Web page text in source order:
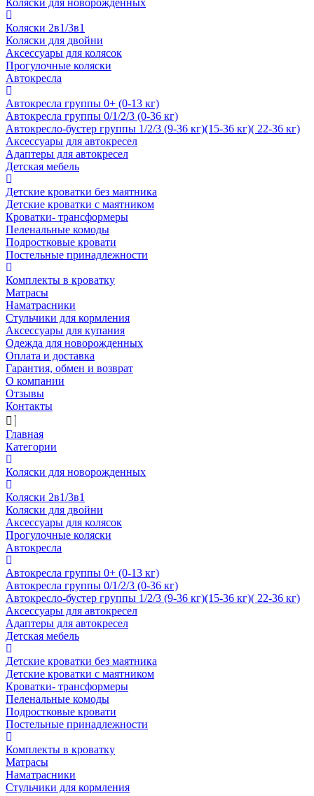
Коляски для новорожденных
Коляски 2в1/3в1
Коляски для двойни
Аксессуары для колясок
Прогулочные коляски
Автокресла
Автокресла группы 0+ (0-13 кг)
Автокресла группы 0/1/2/3 (0-36 кг)
Автокресло-бустер группы 1/2/3 (9-36 кг)(15-36 кг)( 22-36 кг)
Аксессуары для автокресел
Адаптеры для автокресел
Детская мебель
Детские кроватки без маятника
Детские кроватки с маятником
Кроватки- трансформеры
Пеленальные комоды
Подростковые кровати
Постельные принадлежности
Комплекты в кроватку
Матрасы
Наматрасники
Стульчики для кормления
Аксессуары для купания
Одежда для новорожденных
Оплата и доставка
Гарантия, обмен и возврат
О компании
Отзывы
Контакты
Главная
Категории
Коляски для новорожденных
Коляски 2в1/3в1
Коляски для двойни
Аксессуары для колясок
Прогулочные коляски
Автокресла
Автокресла группы 0+ (0-13 кг)
Автокресла группы 0/1/2/3 (0-36 кг)
Автокресло-бустер группы 1/2/3 (9-36 кг)(15-36 кг)( 22-36 кг)
Аксессуары для автокресел
Адаптеры для автокресел
Детская мебель
Детские кроватки без маятника
Детские кроватки с маятником
Кроватки- трансформеры
Пеленальные комоды
Подростковые кровати
Постельные принадлежности
Комплекты в кроватку
Матрасы
Наматрасники
Стульчики для кормления